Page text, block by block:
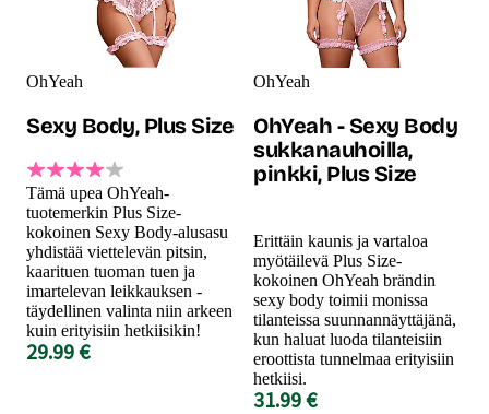
OhYeah
Sexy Body, Plus Size
Tämä upea OhYeah-
tuotemerkin Plus Size-
kokoinen Sexy Body-alusasu
yhdistää viettelevän pitsin,
kaarituen tuoman tuen ja
imartelevan leikkauksen -
täydellinen valinta niin arkeen
kuin erityisiin hetkiisikin!
29.99 €
OhYeah
OhYeah - Sexy Body
sukkanauhoilla,
pinkki, Plus Size
Erittäin kaunis ja vartaloa
myötäilevä Plus Size-
kokoinen OhYeah brändin
sexy body toimii monissa
tilanteissa suunnannäyttäjänä,
kun haluat luoda tilanteisiin
eroottista tunnelmaa erityisiin
hetkiisi.
31.99 €